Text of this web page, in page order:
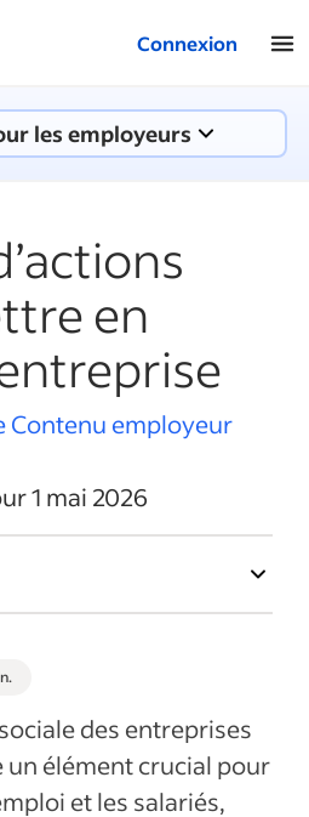
Connexion
les employeurs
en
Contenu employeur
1 mai 2026
des entreprises
un élément crucial pour
et les salariés,